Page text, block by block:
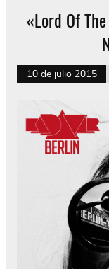
«Lord Of
10 de julio 2015